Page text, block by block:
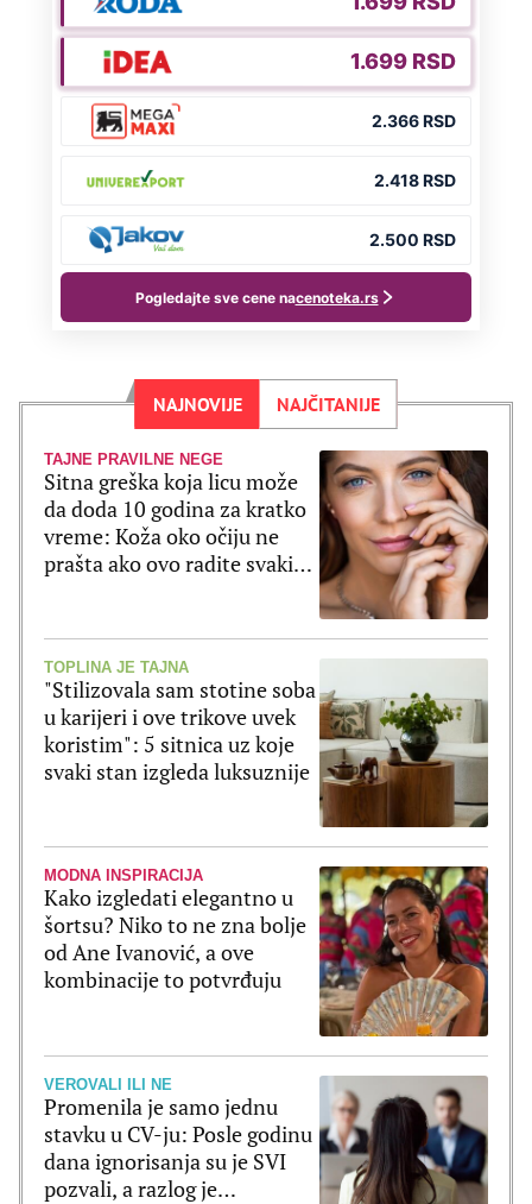
NAJNOVIJE NAJČITANIJE
TAJNE PRAVILNE NEGE
Sitna greška koja licu može
da doda 10 godina za kratko
vreme: Koža oko očiju ne
prašta ako ovo radite svaki
TOPLINA JE TAJNA
"Stilizovala sam stotine soba
u karijeri i ove trikove uvek
koristim": 5 sitnica uz koje
svaki stan izgleda luksuznije
MODNA INSPIRACIJA
Kako izgledati elegantno u
šortsu? Niko to ne zna bolje
od Ane Ivanović, a ove
kombinacije to potvrđuju
VEROVALI ILI NE
Promenila je samo jednu
stavku u CV-ju: Posle godinu
dana ignorisanja su je SVI
pozvali, a razlog je